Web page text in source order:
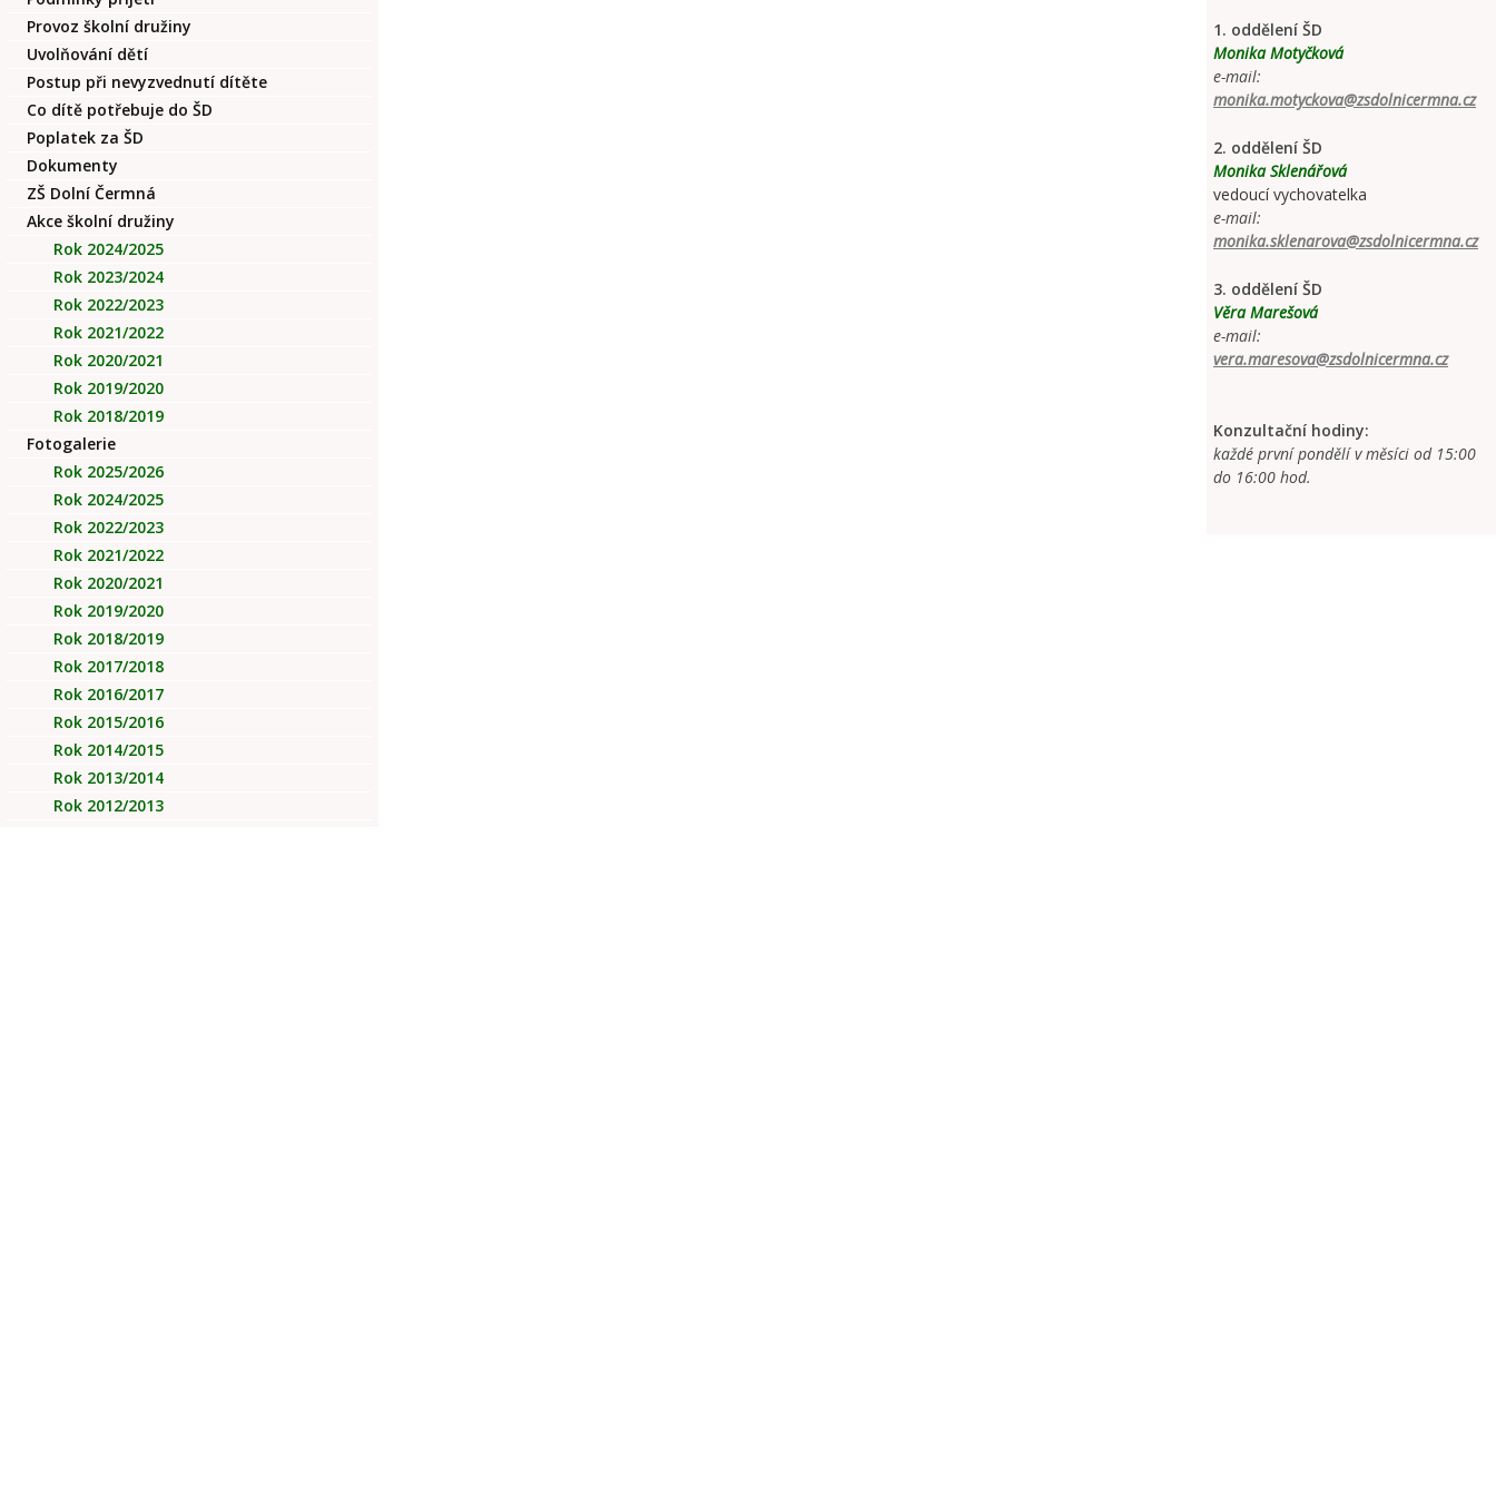
Provoz školní družiny
Uvolňování dětí
Postup při nevyzvednutí dítěte
Co dítě potřebuje do ŠD
Poplatek za ŠD
Dokumenty
ZŠ Dolní Čermná
Akce školní družiny
Rok 2024/2025
Rok 2023/2024
Rok 2022/2023
Rok 2021/2022
Rok 2020/2021
Rok 2019/2020
Rok 2018/2019
Fotogalerie
Rok 2025/2026
Rok 2024/2025
Rok 2022/2023
Rok 2021/2022
Rok 2020/2021
Rok 2019/2020
Rok 2018/2019
Rok 2017/2018
Rok 2016/2017
Rok 2015/2016
Rok 2014/2015
Rok 2013/2014
Rok 2012/2013
1. oddělení ŠD
Monika Motyčková
e-mail:
monika.motyckova@zsdolnicermna.cz
2. oddělení ŠD
Monika Sklenářová
vedoucí vychovatelka
e-mail:
monika.sklenarova@zsdolnicermna.cz
3. oddělení ŠD
Věra Marešová
e-mail:
vera.maresova@zsdolnicermna.cz
Konzultační hodiny:
každé první pondělí v měsíci od 15:00
do 16:00 hod.